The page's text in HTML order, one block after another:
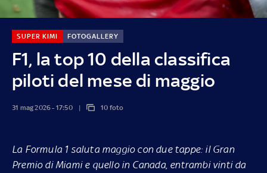
F1, la top 10 della classifica
piloti del mese di maggio
SUPER KIMI FOTOGALLERY
31 mag 2026 - 17:50 10 foto
La Formula 1 saluta maggio con due tappe: il Gran
Premio di Miami e quello in Canada, entrambi vinti da